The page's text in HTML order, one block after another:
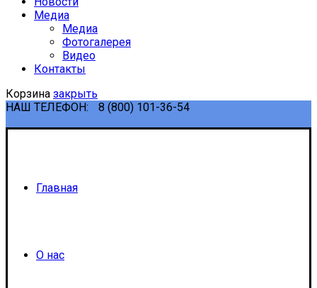
Медиа
Медиа
Фотогалерея
Видео
Контакты
Корзина закрыть
НАШ ТЕЛЕФОН:
8 (800) 101-36-54
Главная
О нас